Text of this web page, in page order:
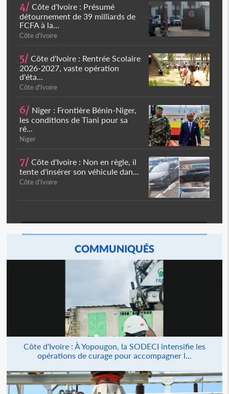
4/ Côte d'Ivoire : Présumé
détournement de 39 milliards de
FCFA à la...
Côte d'Ivoire
5/ Côte d'Ivoire : Rentrée Scolaire
2026-2027, vaste opération
d'éta...
Côte d'Ivoire
6/ Niger : Frontière Bénin-Niger,
les conditions de Tiani pour sa
ré...
Niger
7/ Côte d'Ivoire : Non en règle, il
tente d'insérer son véhicule dan...
Côte d'Ivoire
COMMUNIQUÉS
Côte d'Ivoire : À Yopougon, la SODECI intensifie les
opérations de curage pour accompagner l...